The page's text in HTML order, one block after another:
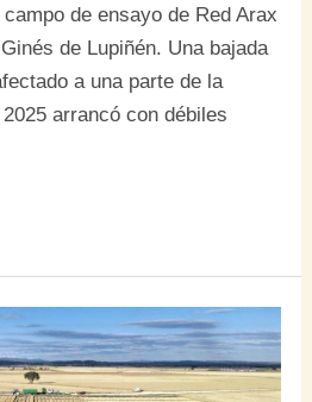
de ensayo de Red Arax
de Lupiñén. Una bajada
a una parte de la
arrancó con débiles